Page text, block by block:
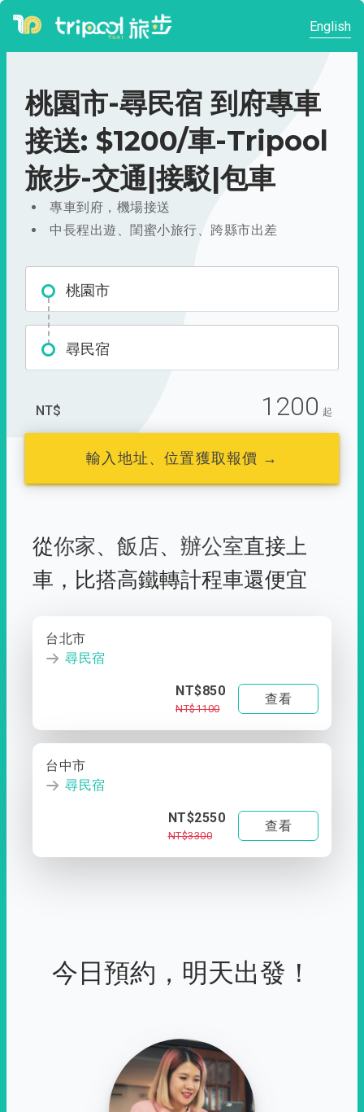
English
桃園市-尋民宿 到府專車
接送: $1200/車-Tripool
旅步-交通|接駁|包車
專車到府，機場接送
中長程出遊、閨蜜小旅行、跨縣市出差
桃園市
尋民宿
NT$ 1200 起
輸入地址、位置獲取報價 →
從你家、 飯店、 辦公室直接上
車， 比搭高鐵轉計程車還便宜
台北市
尋民宿
NT$850
NT$1100
查看
台中市
尋民宿
NT$2550
NT$3300
查看
今日預約，明天出發！